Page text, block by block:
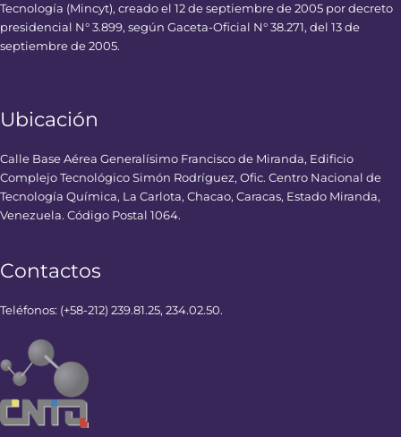
Tecnología (Mincyt), creado el 12 de septiembre de 2005 por decreto
presidencial N° 3.899, según Gaceta-Oficial N° 38.271, del 13 de
septiembre de 2005.
Ubicación
Calle Base Aérea Generalísimo Francisco de Miranda, Edificio
Complejo Tecnológico Simón Rodríguez, Ofic. Centro Nacional de
Tecnología Química, La Carlota, Chacao, Caracas, Estado Miranda,
Venezuela. Código Postal 1064.
Contactos
Teléfonos: (+58-212) 239.81.25, 234.02.50.